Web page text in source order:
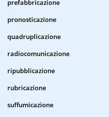
prefabbricazione
pronosticazione
quadruplicazione
radiocomunicazione
ripubblicazione
rubricazione
suffumicazione